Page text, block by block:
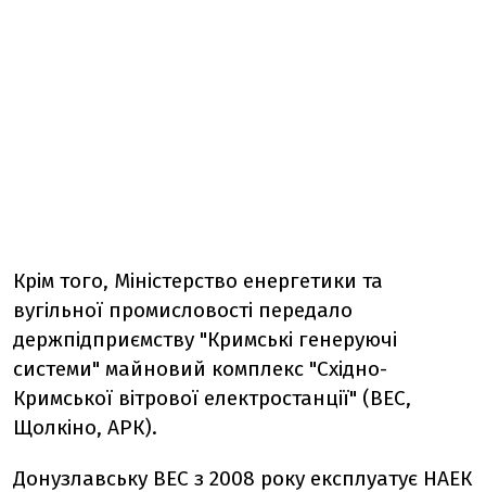
Крім того, Міністерство енергетики та
вугільної промисловості передало
держпідприємству "Кримські генеруючі
системи" майновий комплекс "Східно-
Кримської вітрової електростанції" (ВЕС,
Щолкіно, АРК).
Донузлавську ВЕС з 2008 року експлуатує НАЕК